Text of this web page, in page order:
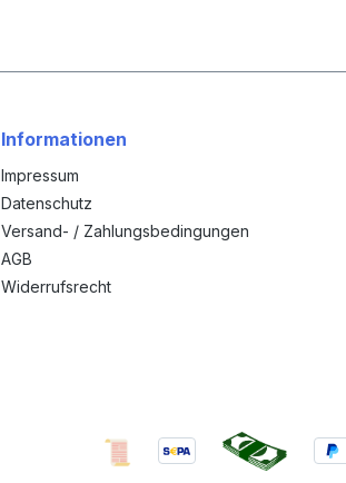
Informationen
Impressum
Datenschutz
Versand- / Zahlungsbedingungen
AGB
Widerrufsrecht